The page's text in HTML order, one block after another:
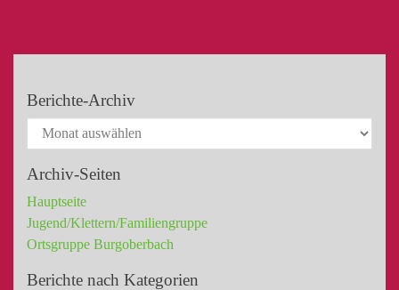
Berichte-Archiv
Archiv-Seiten
Hauptseite
Jugend/Klettern/Familiengruppe
Ortsgruppe Burgoberbach
Berichte nach Kategorien